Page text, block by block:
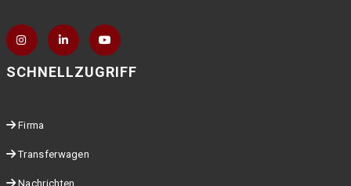
SCHNELLZUGRIFF
Firma
Transferwagen
Nachrichten